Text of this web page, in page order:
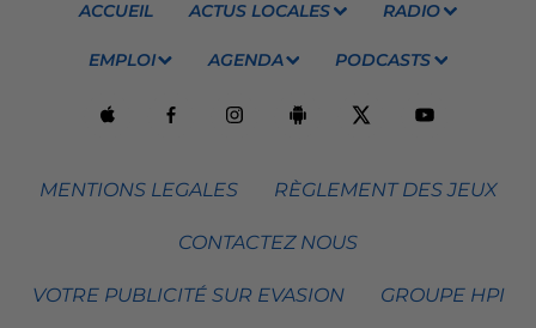
ACCUEIL ACTUS LOCALES RADIO
EMPLOI AGENDA PODCASTS
MENTIONS LEGALES RÈGLEMENT DES JEUX
CONTACTEZ NOUS
VOTRE PUBLICITÉ SUR EVASION GROUPE HPI